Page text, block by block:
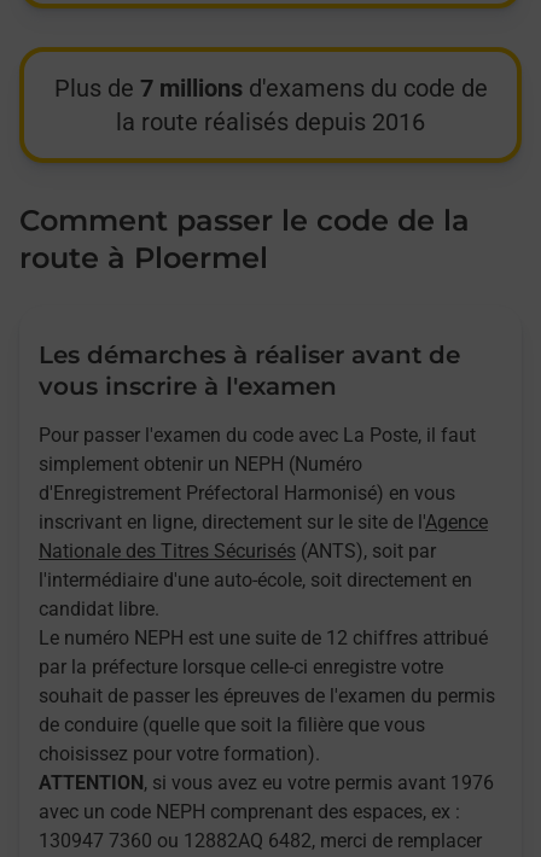
Plus de 7 millionsd'examens du code de
la route réalisés depuis 2016
Comment passer le code de la
route à Ploermel
Les démarches à réaliser avant de
vous inscrire à l'examen
Pour passer l'examen du code avec La Poste, il faut
simplement obtenir un NEPH (Numéro
d'Enregistrement Préfectoral Harmonisé) en vous
inscrivant en ligne, directement sur le site de l'Agence
Nationale des Titres Sécurisés (ANTS), soit par
l'intermédiaire d'une auto-école, soit directement en
candidat libre.
Le numéro NEPH est une suite de 12 chiffres attribué
par la préfecture lorsque celle-ci enregistre votre
souhait de passer les épreuves de l'examen du permis
de conduire (quelle que soit la filière que vous
choisissez pour votre formation).
ATTENTION , si vous avez eu votre permis avant 1976
avec un code NEPH comprenant des espaces, ex :
130947 7360 ou 12882AQ 6482, merci de remplacer